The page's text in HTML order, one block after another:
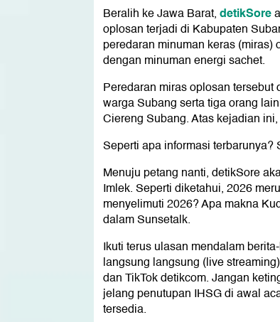
Beralih ke Jawa Barat,detikSore
oplosan terjadi di Kabupaten
peredaran minuman keras
dengan minuman energi sachet.
Peredaran miras oplosan
warga Subang serta tiga orang
Ciereng Subang. Atas kejadian
Seperti apa informasi
Menuju petang nanti, detikSore
Imlek. Seperti diketahui, 2026
menyelimuti 2026? Apa makna
dalam Sunsetalk.
Ikuti terus ulasan mendalam
langsung langsung (live
dan TikTok detikcom. Jangan
jelang penutupan IHSG di awal
tersedia.